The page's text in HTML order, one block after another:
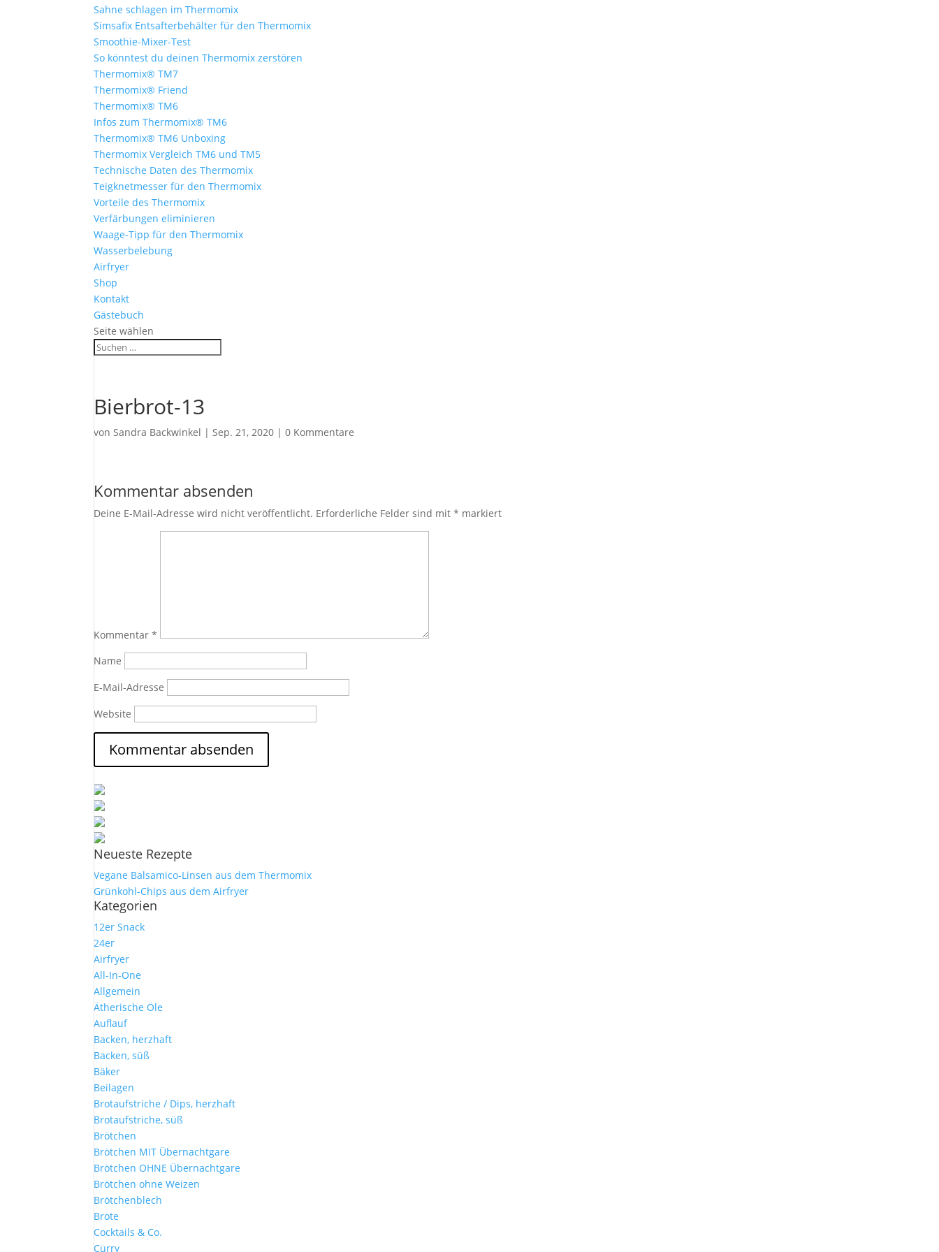
Sahne schlagen im Thermomix
Simsafix Entsafterbehälter für den Thermomix
Smoothie-Mixer-Test
So könntest du deinen Thermomix zerstören
Thermomix® TM7
Thermomix® Friend
Thermomix® TM6
Infos zum Thermomix® TM6
Thermomix® TM6 Unboxing
Thermomix Vergleich TM6 und TM5
Technische Daten des Thermomix
Teigknetmesser für den Thermomix
Vorteile des Thermomix
Verfärbungen eliminieren
Waage-Tipp für den Thermomix
Wasserbelebung
Airfryer
Shop
Kontakt
Gästebuch
Seite wählen
Bierbrot-13
vonSandra Backwinkel |Sep. 21, 2020 |0 Kommentare
Kommentar absenden
Deine E-Mail-Adresse wird nicht veröffentlicht. Erforderliche Felder sind mit* markiert
Kommentar*
Name
E-Mail-Adresse
Website
Neueste Rezepte
Vegane Balsamico-Linsen aus dem Thermomix
Grünkohl-Chips aus dem Airfryer
Kategorien
12er Snack
24er
Airfryer
All-In-One
Allgemein
Ätherische Öle
Auflauf
Backen, herzhaft
Backen, süß
Bäker
Beilagen
Brotaufstriche / Dips, herzhaft
Brotaufstriche, süß
Brötchen
Brötchen MIT Übernachtgare
Brötchen OHNE Übernachtgare
Brötchen ohne Weizen
Brötchenblech
Brote
Cocktails & Co.
Curry